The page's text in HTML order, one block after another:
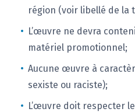
région (voir libellé de la
L’œuvre ne devra
matériel promotionnel;
Aucune œuvre à
sexiste ou raciste);
L’œuvre doit respecter